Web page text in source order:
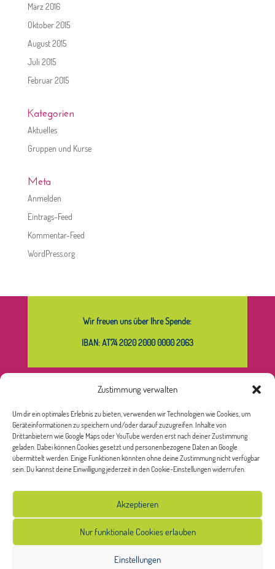
Zustimmung verwalten
Um dir ein optimales Erlebnis zu bieten, verwenden wir Technologien wie Cookies, um
Geräteinformationen zu speichern und/oder darauf zuzugreifen. Inhalte von
Drittanbietern wie Google Maps oder YouTube werden erst nach deiner Zustimmung
geladen. Dabei können Cookies gesetzt und personenbezogene Daten an Google
übermittelt werden. Einige Funktionen könnten ohne deine Zustimmung nicht verfügbar
sein. Du kannst deine Einwilligung jederzeit in den Cookie-Einstellungen widerrufen.
Akzeptieren
Nur funktionale Cookies erlauben
Einstellungen
März 2016
Oktober 2015
August 2015
Juli 2015
Februar 2015
Kategorien
Aktuelles
Gruppen und Kurse
Meta
Anmelden
Eintrags-Feed
Kommentar-Feed
WordPress.org
Wir freuen uns über Ihre Spende:
IBAN: AT74 2020 2000 0000 2063
Frauen*?
Unsere frauenspezifischen Angebote richten sich an alle, die
sich selbst als Frau* verstehen oder als Frau* sozialisiert
wurden. Das Sternchen bei Frauen*soll die Vielfalt der